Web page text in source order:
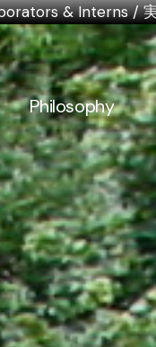
& Interns /
Philosophy